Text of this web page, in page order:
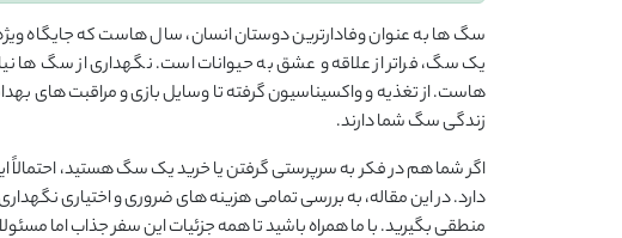
سگ‌ ها به عنوان وفادارترین دوستان انسان، سال ‌هاست که جایگاه ویژه
یک سگ، فراتر از علاقه و عشق به حیوانات است. نگهداری از سگ ‌ها
هاست. از تغذیه و واکسیناسیون گرفته تا وسایل بازی و مراقبت ‌های
زندگی سگ شما دارند.
اگر شما هم در فکر به سرپرستی گرفتن یا خرید یک سگ هستید،
دارد. در این مقاله، به بررسی تمامی هزینه ‌های ضروری و اختیاری
منطقی بگیرید. با ما همراه باشید تا همه جزئیات این سفر جذاب اما